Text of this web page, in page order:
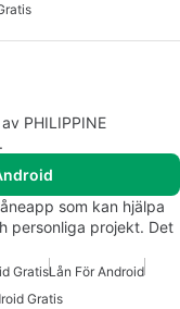
PHILIPPINE
som kan hjälpa
personliga projekt. Det
GratisLån För Android
Gratis